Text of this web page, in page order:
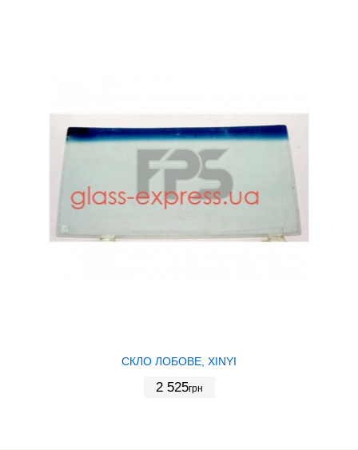
СКЛО ЛОБОВЕ, XINYI
2 525грн